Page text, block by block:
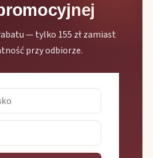
— tylko 155 zł zamiast
przy odbiorze.